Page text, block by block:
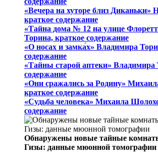
«Вечера на хуторе близ Диканьки»
краткое содержание
«Тайна дома № 12 на улице
Торина, краткое содержание
«О носах и замка́х» Владимира
содержание
«Тайны старой аптеки» Владимира
содержание
«Они сражались за Родину»
краткое содержание
«Судьба человека» Михаила
содержание
Обнаружены новые тайные
Гизы: данные мюонной томографии